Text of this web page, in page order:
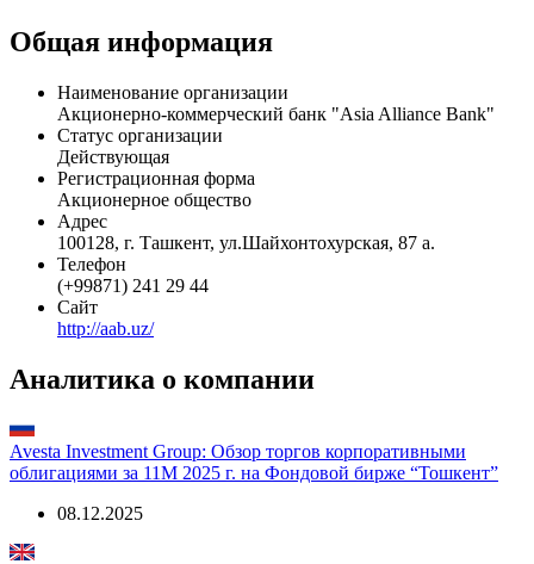
Общая информация
Наименование организации
Aкционерно-коммерческий банк "Asia Alliance Bank"
Статус организации
Действующая
Регистрационная форма
Акционерное общество
Адрес
100128, г. Ташкент, ул.Шайхонтохурская, 87 а.
Телефон
(+99871) 241 29 44
Сайт
http://aab.uz/
Аналитика о компании
Avesta Investment Group: Обзор торгов корпоративными
облигациями за 11М 2025 г. на Фондовой бирже “Тошкент”
08.12.2025